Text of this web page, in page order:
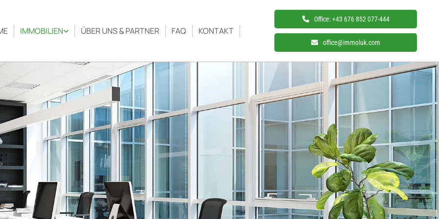
IMMOBILIEN ÜBER UNS & PARTNER FAQ KONTAKT
Office:+43 676 852 077-444
office@immoluk.com